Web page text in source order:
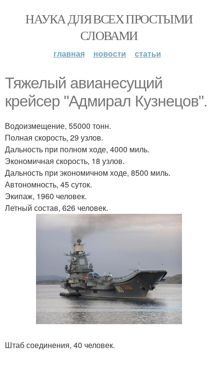
НАУКА ДЛЯ ВСЕХ ПРОСТЫМИ
СЛОВАМИ
главная новости статьи
Тяжелый авианесущий
крейсер "Адмирал Кузнецов".
Водоизмещение, 55000 тонн.
Полная скорость, 29 узлов.
Дальность при полном ходе, 4000 миль.
Экономичная скорость, 18 узлов.
Дальность при экономичном ходе, 8500 миль.
Автономность, 45 суток.
Экипаж, 1960 человек.
Летный состав, 626 человек.
Штаб соединения, 40 человек.